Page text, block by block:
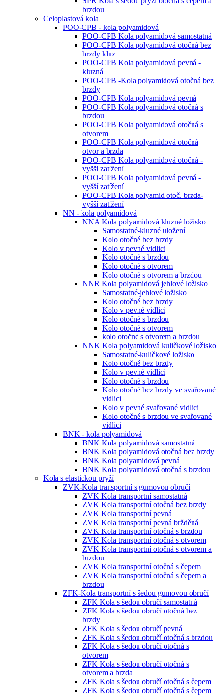
brzdou
Celoplastová kola
POO-CPB - kola polyamidová
POO-CPB Kola polyamidová samostatná
POO-CPB Kola polyamidová otočná bez
brzdy kluz
POO-CPB Kola polyamidová pevná -
kluzná
POO-CPB -Kola polyamidová otočná bez
brzdy
POO-CPB Kola polyamidová pevná
POO-CPB Kola polyamidová otočná s
brzdou
POO-CPB Kola polyamidová otočná s
otvorem
POO-CPB Kola polyamidová otočná
otvor a brzda
POO-CPB Kola polyamidová otočná -
vyšší zatížení
POO-CPB Kola polyamidová pevná -
vyšší zatížení
POO-CPB Kola polyamid otoč. brzda-
vyšší zatížení
NN - kola polyamidová
NNA Kola polyamidová kluzné ložisko
Samostatné-kluzné uložení
Kolo otočné bez brzdy
Kolo v pevné vidlici
Kolo otočné s brzdou
Kolo otočné s otvorem
Kolo otočné s otvorem a brzdou
NNR Kola polyamidová jehlové ložisko
Samostatné-jehlové ložisko
Kolo otočné bez brzdy
Kolo v pevné vidlici
Kolo otočné s brzdou
Kolo otočné s otvorem
kolo otočné s otvorem a brzdou
NNK Kola polyamidová kuličkové ložisko
Samostatné-kuličkové ložisko
Kolo otočné bez brzdy
Kolo v pevné vidlici
Kolo otočné s brzdou
Kolo otočné bez brzdy ve svařované
vidlici
Kolo v pevné svařované vidlici
Kolo otočné s brzdou ve svařované
vidlici
BNK - kola polyamidová
BNK Kola polyamidová samostatná
BNK Kola polyamidová otočná bez brzdy
BNK Kola polyamidová pevná
BNK Kola polyamidová otočná s brzdou
Kola s elastickou pryží
ZVK-Kola transportní s gumovou obručí
ZVK Kola transportní samostatná
ZVK Kola transportní otočná bez brzdy
ZVK Kola transportní pevná
ZVK Kola transportní pevná bržděná
ZVK Kola transportní otočná s brzdou
ZVK Kola transportní otočná s otvorem
ZVK Kola transportní otočná s otvorem a
brzdou
ZVK Kola transportní otočná s čepem
ZVK Kola transportní otočná s čepem a
brzdou
ZFK-Kola transportní s šedou gumovou obručí
ZFK Kola s šedou obručí samostatná
ZFK Kola s šedou obručí otočná bez
brzdy
ZFK Kola s šedou obručí pevná
ZFK Kola s šedou obručí otočná s brzdou
ZFK Kola s šedou obručí otočná s
otvorem
ZFK Kola s šedou obručí otočná s
otvorem a brzda
ZFK Kola s šedou obručí otočná s čepem
ZFK Kola s šedou obručí otočná s čepem